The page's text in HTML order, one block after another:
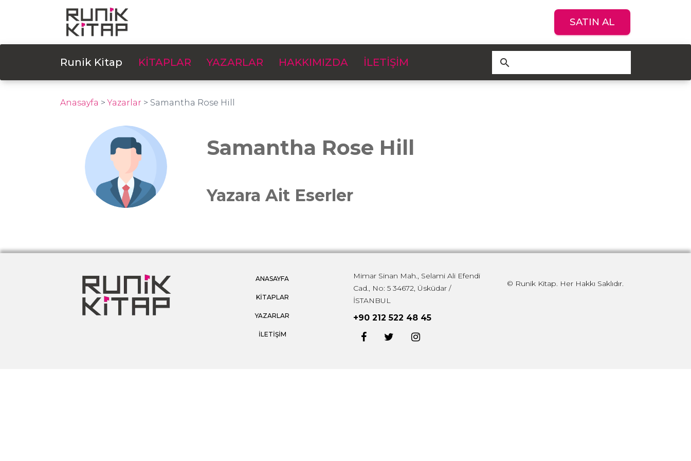
SATIN AL
Runik Kitap KİTAPLAR YAZARLAR HAKKIMIZDA İLETİŞİM search
Anasayfa >Yazarlar > Samantha Rose Hill
Samantha Rose Hill
Yazara Ait Eserler
ANASAYFA
KİTAPLAR
YAZARLAR
İLETİŞİM
Mimar Sinan Mah., Selami Ali Efendi
Cad., No: 5 34672, Üsküdar /
İSTANBUL
+90 212 522 48 45
© Runik Kitap. Her Hakkı Saklıdır.